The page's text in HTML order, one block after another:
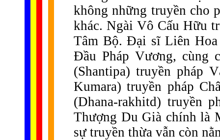
không những truyền cho
khác. Ngài Vô Cấu Hữu
Tâm Bộ. Đại sĩ Liên Hoa
Đầu Pháp Vương, cùng
(Shantipa) truyền pháp
Kumara) truyền pháp
(Dhana-rakhitd) truyền
Thượng Du Già chính là
sự truyền thừa vẫn còn